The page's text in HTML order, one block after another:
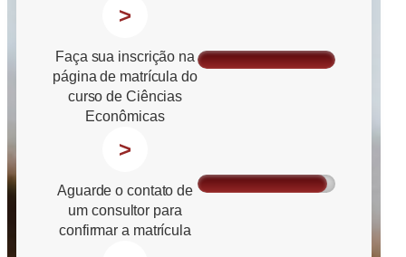
>
Faça sua inscrição na
página de matrícula do
curso de Ciências
Econômicas
>
Aguarde o contato de
um consultor para
confirmar a matrícula